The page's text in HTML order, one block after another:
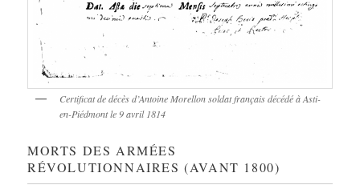
Certificat de décès d’Antoine Morellon soldat français décédé à Asti-
en-Piédmont le 9 avril 1814
MORTS DES ARMÉES
RÉVOLUTIONNAIRES (AVANT 1800)